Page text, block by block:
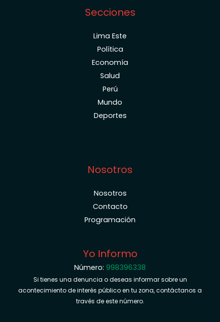
Secciones
Lima Este
Política
Economía
Salud
Perú
Mundo
Deportes
Nosotros
Nosotros
Contacto
Programación
Yo Informo
Número: 998396338
Si tienes una denuncia o deseas informar sobre un
acontecimiento de interés público en tu zona, contáctanos a
través de este número.